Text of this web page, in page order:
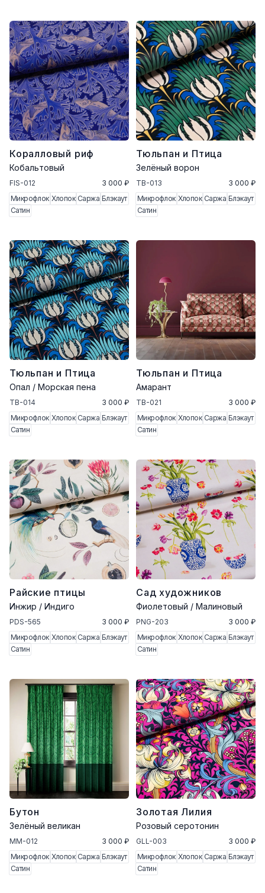
Коралловый риф
Кобальтовый
FIS-012
3 000 ₽
Микрофлок Хлопок Саржа Блэкаут
Сатин
Тюльпан и Птица
Зелёный ворон
TB-013
3 000 ₽
Микрофлок Хлопок Саржа Блэкаут
Сатин
Тюльпан и Птица
Опал / Морская пена
TB-014
3 000 ₽
Микрофлок Хлопок Саржа Блэкаут
Сатин
Тюльпан и Птица
Амарант
TB-021
3 000 ₽
Микрофлок Хлопок Саржа Блэкаут
Сатин
Райские птицы
Инжир / Индиго
PDS-565
3 000 ₽
Микрофлок Хлопок Саржа Блэкаут
Сатин
Сад художников
Фиолетовый / Малиновый
PNG-203
3 000 ₽
Микрофлок Хлопок Саржа Блэкаут
Сатин
Бутон
Зелёный великан
MM-012
3 000 ₽
Микрофлок Хлопок Саржа Блэкаут
Сатин
Золотая Лилия
Розовый серотонин
GLL-003
3 000 ₽
Микрофлок Хлопок Саржа Блэкаут
Сатин